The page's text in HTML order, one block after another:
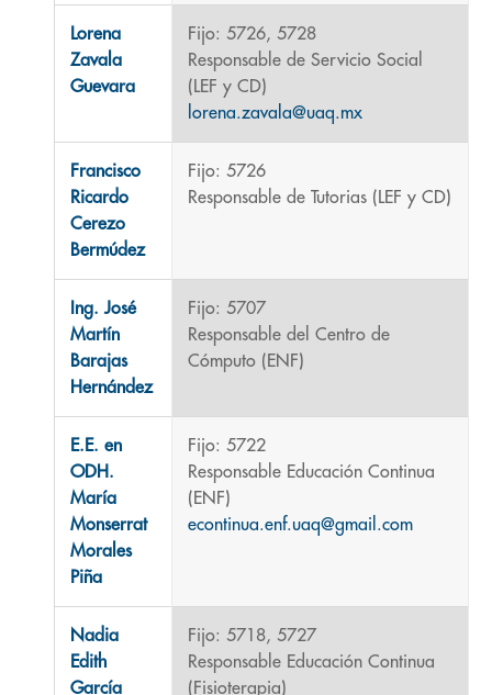
Lorena
Zavala
Guevara
Fijo: 5726, 5728
Responsable de Servicio Social
(LEF y CD)
lorena.zavala@uaq.mx
Francisco
Ricardo
Cerezo
Bermúdez
Fijo: 5726
Responsable de Tutorias (LEF y CD)
Ing. José
Martín
Barajas
Hernández
Fijo: 5707
Responsable del Centro de
Cómputo (ENF)
E.E. en
ODH.
María
Monserrat
Morales
Piña
Fijo: 5722
Responsable Educación Continua
(ENF)
econtinua.enf.uaq@gmail.com
Nadia
Edith
García
Fijo: 5718, 5727
Responsable Educación Continua
(Fisioterapia)